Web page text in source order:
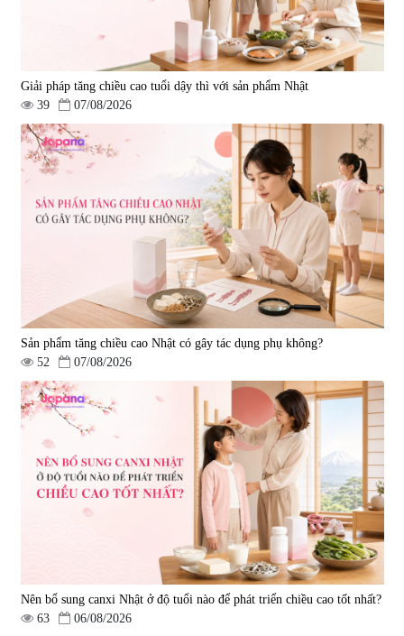
Viên uống hỗ trợ giấc ngủ Fujina
Sleepy Nhật Bản 80 viên
|13.760
580.000 đ
điều trị đột quỵ Biken Kinase
Gold 60 viên
|0
1.570.000 đ
Giải pháp tăng chiều cao tuổi dậy thì với sản phẩm Nhật
39
07/08/2026
Sản phẩm tăng chiều cao Nhật có gây tác dụng phụ không?
52
07/08/2026
Nên bổ sung canxi Nhật ở độ tuổi nào để phát triển chiều cao tốt nhất?
63
06/08/2026